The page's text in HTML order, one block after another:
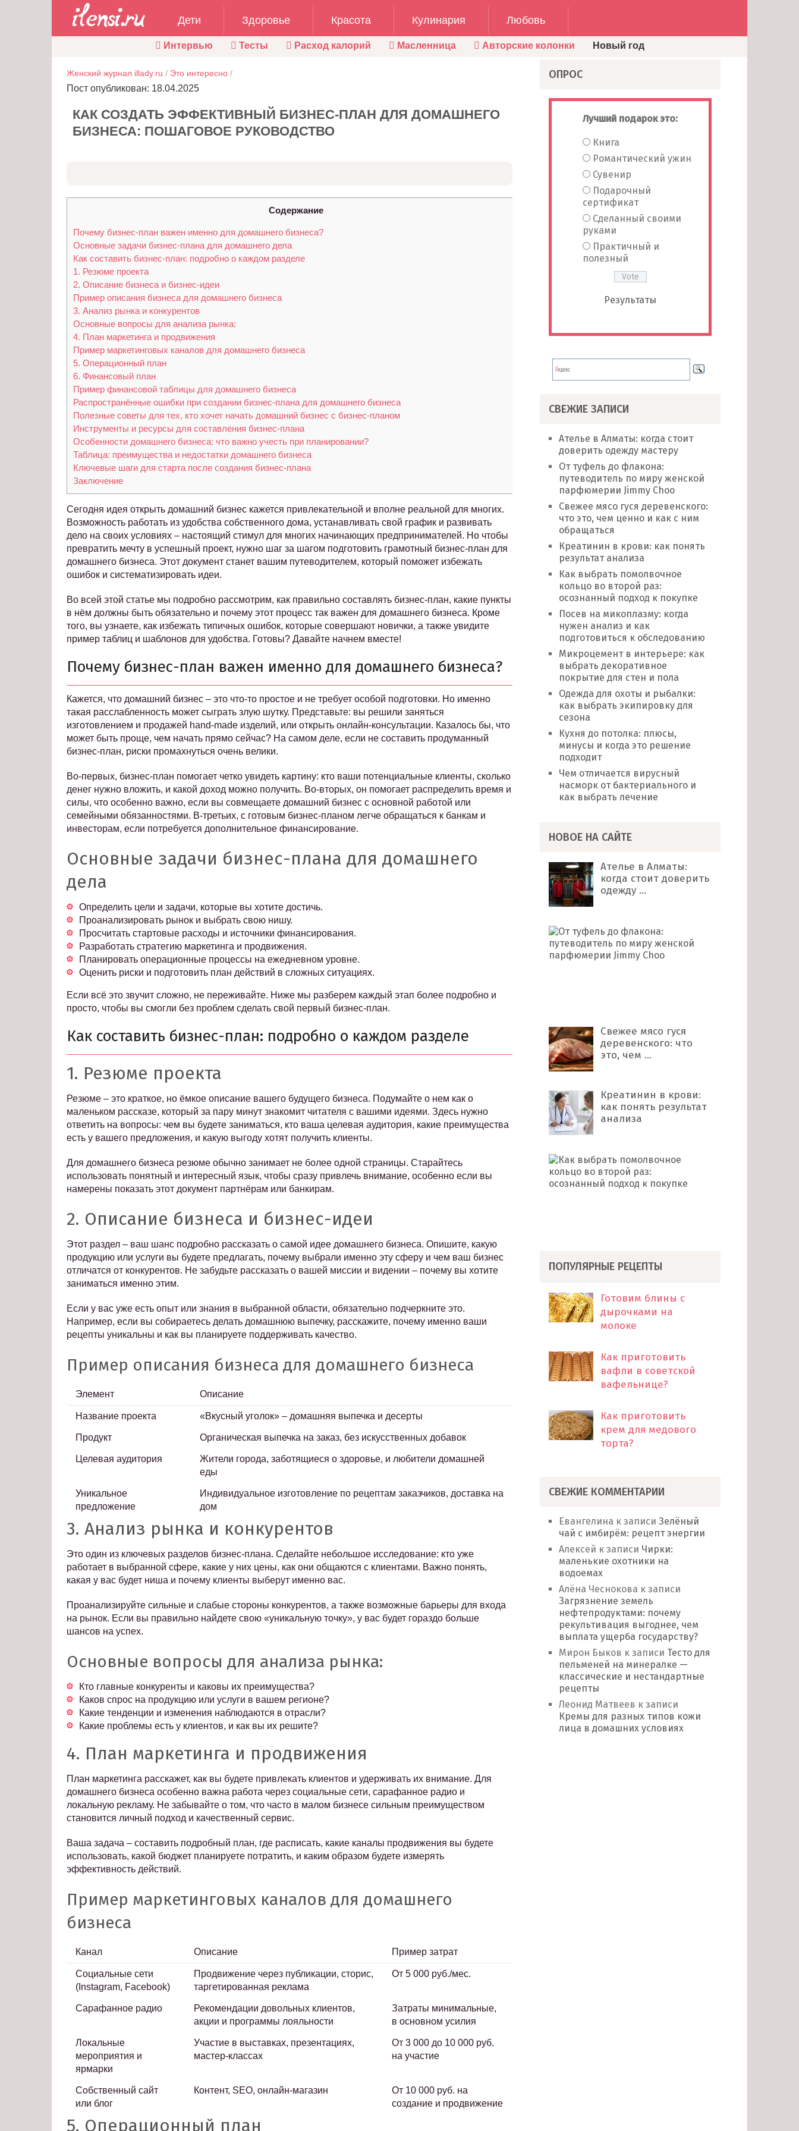
Дети Здоровье Красота Кулинария Любовь
Интервью Тесты Расход калорий Масленница Авторские колонки Новый год
Женский журнал illady.ru / Это интересно /
Пост опубликован: 18.04.2025
КАК СОЗДАТЬ ЭФФЕКТИВНЫЙ БИЗНЕС-ПЛАН ДЛЯ ДОМАШНЕГО
БИЗНЕСА: ПОШАГОВОЕ РУКОВОДСТВО
Содержание
Почему бизнес-план важен именно для домашнего бизнеса?
Основные задачи бизнес-плана для домашнего дела
Как составить бизнес-план: подробно о каждом разделе
1. Резюме проекта
2. Описание бизнеса и бизнес-идеи
Пример описания бизнеса для домашнего бизнеса
3. Анализ рынка и конкурентов
Основные вопросы для анализа рынка:
4. План маркетинга и продвижения
Пример маркетинговых каналов для домашнего бизнеса
5. Операционный план
6. Финансовый план
Пример финансовой таблицы для домашнего бизнеса
Распространённые ошибки при создании бизнес-плана для домашнего бизнеса
Полезные советы для тех, кто хочет начать домашний бизнес с бизнес-планом
Инструменты и ресурсы для составления бизнес-плана
Особенности домашнего бизнеса: что важно учесть при планировании?
Таблица: преимущества и недостатки домашнего бизнеса
Ключевые шаги для старта после создания бизнес-плана
Заключение
Сегодня идея открыть домашний бизнес кажется привлекательной и вполне реальной для многих.
Возможность работать из удобства собственного дома, устанавливать свой график и развивать
дело на своих условиях – настоящий стимул для многих начинающих предпринимателей. Но чтобы
превратить мечту в успешный проект, нужно шаг за шагом подготовить грамотный бизнес-план для
домашнего бизнеса. Этот документ станет вашим путеводителем, который поможет избежать
ошибок и систематизировать идеи.
Во всей этой статье мы подробно рассмотрим, как правильно составлять бизнес-план, какие пункты
в нём должны быть обязательно и почему этот процесс так важен для домашнего бизнеса. Кроме
того, вы узнаете, как избежать типичных ошибок, которые совершают новички, а также увидите
пример таблиц и шаблонов для удобства. Готовы? Давайте начнем вместе!
Почему бизнес-план важен именно для домашнего бизнеса?
Кажется, что домашний бизнес – это что-то простое и не требует особой подготовки. Но именно
такая расслабленность может сыграть злую шутку. Представьте: вы решили заняться
изготовлением и продажей hand-made изделий, или открыть онлайн-консультации. Казалось бы, что
может быть проще, чем начать прямо сейчас? На самом деле, если не составить продуманный
бизнес-план, риски промахнуться очень велики.
Во-первых, бизнес-план помогает четко увидеть картину: кто ваши потенциальные клиенты, сколько
денег нужно вложить, и какой доход можно получить. Во-вторых, он помогает распределить время и
силы, что особенно важно, если вы совмещаете домашний бизнес с основной работой или
семейными обязанностями. В-третьих, с готовым бизнес-планом легче обращаться к банкам и
инвесторам, если потребуется дополнительное финансирование.
Основные задачи бизнес-плана для домашнего
дела
Определить цели и задачи, которые вы хотите достичь.
Проанализировать рынок и выбрать свою нишу.
Просчитать стартовые расходы и источники финансирования.
Разработать стратегию маркетинга и продвижения.
Планировать операционные процессы на ежедневном уровне.
Оценить риски и подготовить план действий в сложных ситуациях.
Если всё это звучит сложно, не переживайте. Ниже мы разберем каждый этап более подробно и
просто, чтобы вы смогли без проблем сделать свой первый бизнес-план.
Как составить бизнес-план: подробно о каждом разделе
1. Резюме проекта
Резюме – это краткое, но ёмкое описание вашего будущего бизнеса. Подумайте о нем как о
маленьком рассказе, который за пару минут знакомит читателя с вашими идеями. Здесь нужно
ответить на вопросы: чем вы будете заниматься, кто ваша целевая аудитория, какие преимущества
есть у вашего предложения, и какую выгоду хотят получить клиенты.
Для домашнего бизнеса резюме обычно занимает не более одной страницы. Старайтесь
использовать понятный и интересный язык, чтобы сразу привлечь внимание, особенно если вы
намерены показать этот документ партнёрам или банкирам.
2. Описание бизнеса и бизнес-идеи
Этот раздел – ваш шанс подробно рассказать о самой идее домашнего бизнеса. Опишите, какую
продукцию или услуги вы будете предлагать, почему выбрали именно эту сферу и чем ваш бизнес
отличатся от конкурентов. Не забудьте рассказать о вашей миссии и видении – почему вы хотите
заниматься именно этим.
Если у вас уже есть опыт или знания в выбранной области, обязательно подчеркните это.
Например, если вы собираетесь делать домашнюю выпечку, расскажите, почему именно ваши
рецепты уникальны и как вы планируете поддерживать качество.
Пример описания бизнеса для домашнего бизнеса
Элемент Описание
Название проекта «Вкусный уголок» – домашняя выпечка и десерты
Продукт Органическая выпечка на заказ, без искусственных добавок
Целевая аудитория
Жители города, заботящиеся о здоровье, и любители домашней
еды
Уникальное
предложение
Индивидуальное изготовление по рецептам заказчиков, доставка на
дом
3. Анализ рынка и конкурентов
Это один из ключевых разделов бизнес-плана. Сделайте небольшое исследование: кто уже
работает в выбранной сфере, какие у них цены, как они общаются с клиентами. Важно понять,
какая у вас будет ниша и почему клиенты выберут именно вас.
Проанализируйте сильные и слабые стороны конкурентов, а также возможные барьеры для входа
на рынок. Если вы правильно найдете свою «уникальную точку», у вас будет гораздо больше
шансов на успех.
Основные вопросы для анализа рынка:
Кто главные конкуренты и каковы их преимущества?
Каков спрос на продукцию или услуги в вашем регионе?
Какие тенденции и изменения наблюдаются в отрасли?
Какие проблемы есть у клиентов, и как вы их решите?
4. План маркетинга и продвижения
План маркетинга расскажет, как вы будете привлекать клиентов и удерживать их внимание. Для
домашнего бизнеса особенно важна работа через социальные сети, сарафанное радио и
локальную рекламу. Не забывайте о том, что часто в малом бизнесе сильным преимуществом
становится личный подход и качественный сервис.
Ваша задача – составить подробный план, где расписать, какие каналы продвижения вы будете
использовать, какой бюджет планируете потратить, и каким образом будете измерять
эффективность действий.
Пример маркетинговых каналов для домашнего
бизнеса
Канал Описание Пример затрат
Социальные сети
(Instagram, Facebook)
Продвижение через публикации, сторис,
таргетированная реклама
От 5 000 руб./мес.
Сарафанное радио
Рекомендации довольных клиентов,
акции и программы лояльности
Затраты минимальные,
в основном усилия
Локальные
мероприятия и
ярмарки
Участие в выставках, презентациях,
мастер-классах
От 3 000 до 10 000 руб.
на участие
Собственный сайт
или блог
Контент, SEO, онлайн-магазин
От 10 000 руб. на
создание и продвижение
5. Операционный план
ОПРОС
Лучший подарок это:
Книга
Романтический ужин
Сувенир
Подарочный
сертификат
Сделанный своими
руками
Практичный и
полезный
Результаты
СВЕЖИЕ ЗАПИСИ
Ателье в Алматы: когда стоит
доверить одежду мастеру
От туфель до флакона:
путеводитель по миру женской
парфюмерии Jimmy Choo
Свежее мясо гуся деревенского:
что это, чем ценно и как с ним
обращаться
Креатинин в крови: как понять
результат анализа
Как выбрать помолвочное
кольцо во второй раз:
осознанный подход к покупке
Посев на микоплазму: когда
нужен анализ и как
подготовиться к обследованию
Микроцемент в интерьере: как
выбрать декоративное
покрытие для стен и пола
Одежда для охоты и рыбалки:
как выбрать экипировку для
сезона
Кухня до потолка: плюсы,
минусы и когда это решение
подходит
Чем отличается вирусный
насморк от бактериального и
как выбрать лечение
НОВОЕ НА САЙТЕ
Ателье в Алматы:
когда стоит доверить
одежду …
Свежее мясо гуся
деревенского: что
это, чем …
Креатинин в крови:
как понять результат
анализа
ПОПУЛЯРНЫЕ РЕЦЕПТЫ
Готовим блины с
дырочками на
молоке
Как приготовить
вафли в советской
вафельнице?
Как приготовить
крем для медового
торта?
СВЕЖИЕ КОММЕНТАРИИ
Евангелина к записиЗелёный
чай с имбирём: рецепт энергии
Алексей к записи Чирки:
маленькие охотники на
водоемах
Алёна Чеснокова к записи
Загрязнение земель
нефтепродуктами: почему
рекультивация выгоднее, чем
выплата ущерба государству?
Мирон Быков к записи Тесто для
пельменей на минералке —
классические и нестандартные
рецепты
Леонид Матвеев к записи
Кремы для разных типов кожи
лица в домашних условиях